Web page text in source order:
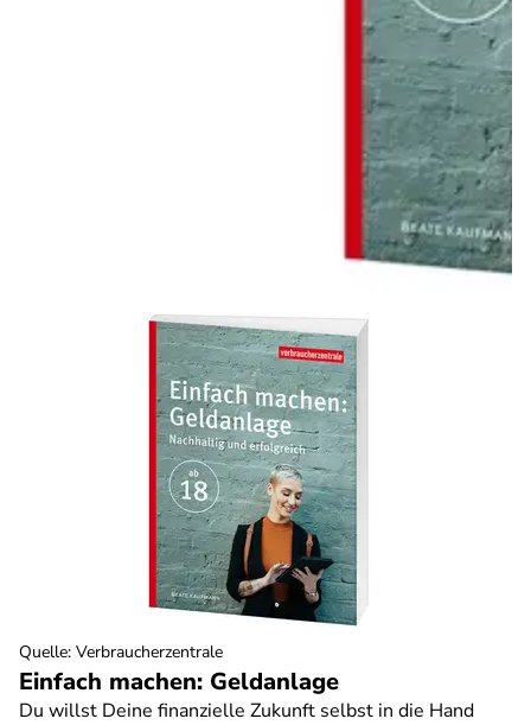
Einfach machen: Geldanlage
Du willst Deine finanzielle Zukunft selbst in die Hand
Quelle: Verbraucherzentrale